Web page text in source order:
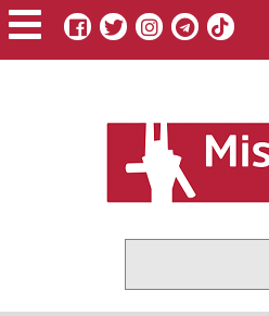
Pasar
al
contenido